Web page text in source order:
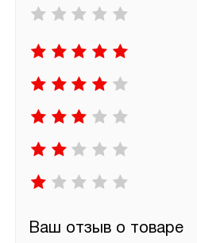
Ваш отзыв о товаре